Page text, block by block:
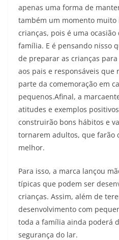
apenas uma forma de
também um momento
crianças, pois é uma
família. E é pensando nisso
de preparar as crianças
aos pais e responsáveis
parte da comemoração em
pequenos.Afinal, a
atitudes e exemplos
construirão bons hábitos e
tornarem adultos, que farão
melhor.
Para isso, a marca lançou
típicas que podem ser
crianças. Assim, além de
desenvolvimento com
toda a família ainda poderá
segurança do lar.